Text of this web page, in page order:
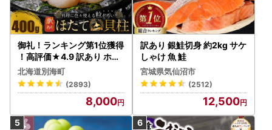
御礼！ランキング第1位獲得
！高評価★4.9 訳あり ホタ
テ 400g（ほたて 帆立 貝柱
冷凍 ）
北海道別海町
(2893)
8,000
訳あり 銀鮭切身 約2kg サケ
しゃけ 魚 鮭
宮城県気仙沼市
(2512)
12,500